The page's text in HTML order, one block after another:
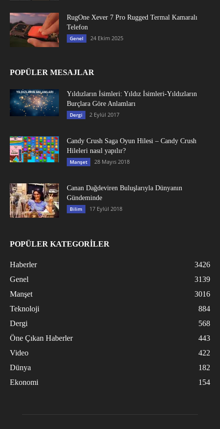
RugOne Xever 7 Pro Rugged Termal Kamaralı
Telefon
Genel 24 Ekim 2025
POPÜLER MESAJLAR
Yıldızların İsimleri: Yıldız İsimleri-Yıldızların
Burçlara Göre Anlamları
Dergi 2 Eylül 2017
Candy Crush Saga Oyun Hilesi – Candy Crush
Hileleri nasıl yapılır?
Manşet 28 Mayıs 2018
Canan Dağdeviren Buluşlarıyla Dünyanın
Gündeminde
Bilim 17 Eylül 2018
POPÜLER KATEGORİLER
Haberler
3426
Genel
3139
Manşet
3016
Teknoloji
884
Dergi
568
Öne Çıkan Haberler
443
Video
422
Dünya
182
Ekonomi
154